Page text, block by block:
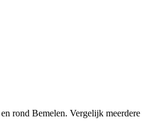
rond Bemelen. Vergelijk meerdere